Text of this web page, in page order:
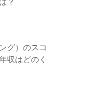
グ）のスコ
収はどのく